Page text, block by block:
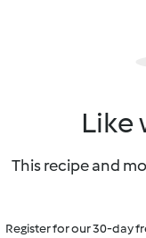
Like
This recipe and
Register for our 30-day